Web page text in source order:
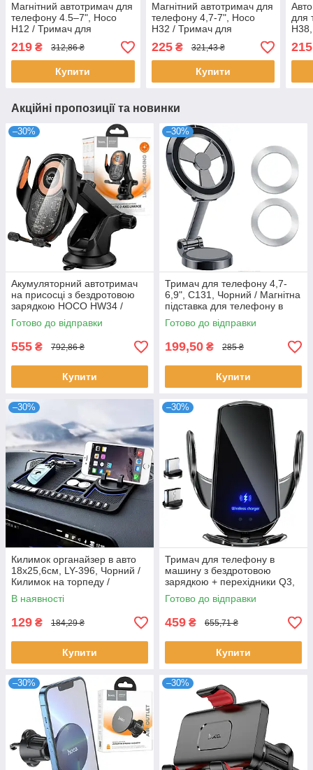
Магнітний автотримач для
телефону 4.5–7", Hoco
H12 / Тримач для
телефону в машину /
Автомобільний тримач
телефону
219 ₴ 312,86 ₴
Купити
Магнітний автотримач для
телефону 4,7-7", Hoco
H32 / Тримач для
телефону в машину /
Автомобільний тримач
для телефону
225₴ 321,43 ₴
Купити
для
для
215
Акційні пропозиції та новинки
–30%
Акумуляторний автотримач
на присосці з бездротовою
зарядкою HOCO HW34 /
Тримач MagSafe в авто /
Автомобільний тримач
Готово до відправки
555 ₴ 792,86 ₴
Купити
–30%
Тримач для телефону 4,7-
6,9", C131, Чорний / Магнітна
підставка для телефону в
машину / Автотримач для
телефону
Готово до відправки
199,50 ₴ 285 ₴
Купити
–30%
Килимок органайзер в авто
18х25,6см, LY-396, Чорний /
Килимок на торпеду /
Килимок для телефону в
машину
В наявності
129 ₴ 184,29 ₴
Купити
–30%
Тримач для телефону в
машину з бездротовою
зарядкою + перехідники Q3,
Чорний / Автотримач
телефону в авто
Готово до відправки
459 ₴ 655,71 ₴
Купити
–30% –30%